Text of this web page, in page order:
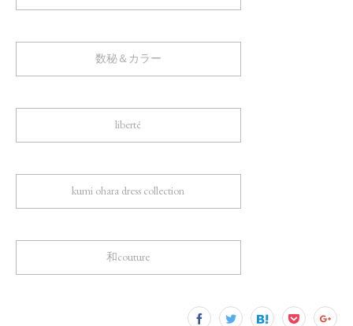
数秘＆カラー
liberté
kumi ohara dress collection
和couture